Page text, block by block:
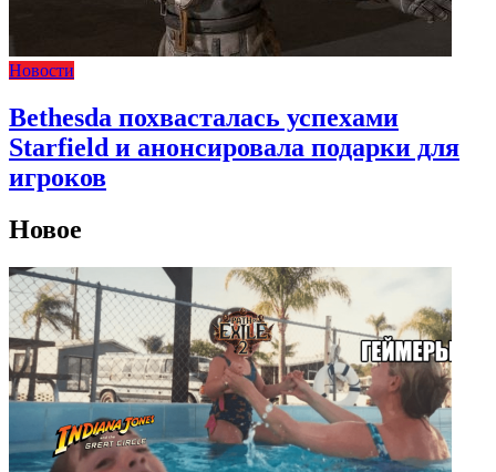
Новости
Bethesda похвасталась успехами
Starfield и анонсировала подарки для
игроков
Новое